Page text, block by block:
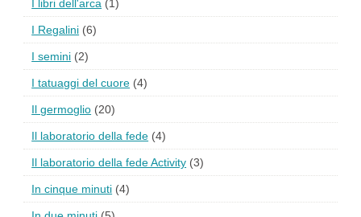
I libri dell'arca (1)
I Regalini (6)
I semini (2)
I tatuaggi del cuore (4)
Il germoglio (20)
Il laboratorio della fede (4)
Il laboratorio della fede Activity (3)
In cinque minuti (4)